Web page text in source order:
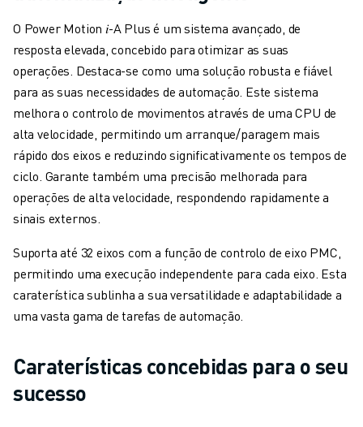
PLÁSTICOS
ARMAZENAGEM, LOGÍSTICA, CORREIOS & ENCOMENDAS
APLICAÇÕES
TODAS AS APLICAÇÕES
MAQUINAÇÃO DE 5 EIXOS
SOLDADURA POR ARCO
MONTAGEM
RETIFICAÇÃO CNC
FRESAGEM CNC
TORNOS CNC
PERFURAÇÃO E ROSCAGEM A ALTA VELOCIDADE
MOLDAGEM POR INJEÇÃO
CARREGAMENTO DE MÁQUINAS
MANIPULAÇÃO DE MATERIAIS
SOLDADURA POR PONTOS
VISÃO E INSPEÇÃO
O Power Motion 𝑖-A Plus é um sistema avançado, de
resposta elevada, concebido para otimizar as suas
operações. Destaca-se como uma solução robusta e fiável
para as suas necessidades de automação. Este sistema
melhora o controlo de movimentos através de uma CPU de
alta velocidade, permitindo um arranque/paragem mais
rápido dos eixos e reduzindo significativamente os tempos de
ciclo. Garante também uma precisão melhorada para
operações de alta velocidade, respondendo rapidamente a
sinais externos.
Suporta até 32 eixos com a função de controlo de eixo PMC,
permitindo uma execução independente para cada eixo. Esta
caraterística sublinha a sua versatilidade e adaptabilidade a
uma vasta gama de tarefas de automação.
Caraterísticas concebidas para o seu
sucesso